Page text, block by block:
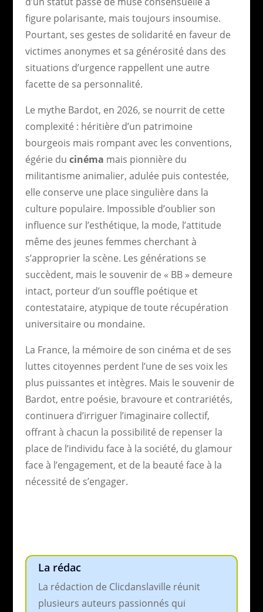
figure polarisante, mais toujours insoumise.
Pourtant, ses gestes de solidarité en faveur de
victimes anonymes et sa générosité dans des
situations d’urgence rappellent une autre
facette de sa personnalité.
Le mythe Bardot, en 2026, se nourrit de cette
complexité : héritière d’un patrimoine
bourgeois mais rompant avec les conventions,
égérie du cinéma mais pionnière du
militantisme animalier, adulée puis contestée,
elle conserve une place singulière dans la
culture populaire. Impossible d’oublier son
influence sur l’esthétique, la mode, l’attitude
même des jeunes femmes cherchant à
s’approprier la scène. Les générations se
succèdent, mais le souvenir de « BB » demeure
intact, porteur d’un souffle poétique et
contestataire, atypique de toute récupération
universitaire ou mondaine.
La France, la mémoire de son cinéma et de ses
luttes citoyennes perdent l’une de ses voix les
plus puissantes et intègres. Mais le souvenir de
Bardot, entre poésie, bravoure et contrariétés,
continuera d’irriguer l’imaginaire collectif,
offrant à chacun la possibilité de repenser la
place de l’individu face à la société, du glamour
face à l’engagement, et de la beauté face à la
nécessité de s’engager.
La rédac
La rédaction de Clicdanslaville réunit
plusieurs auteurs passionnés qui